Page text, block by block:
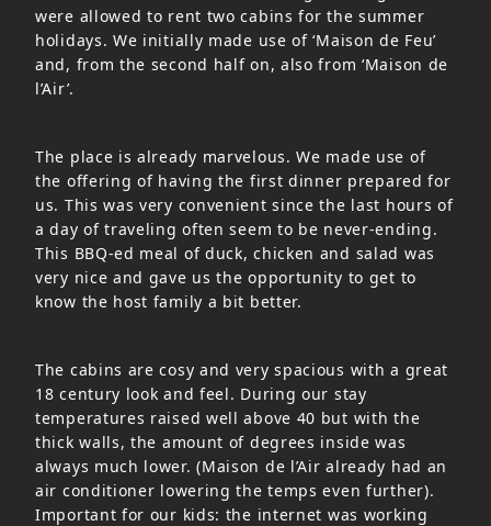
were allowed to rent two cabins for the summer
holidays. We initially made use of ‘Maison de Feu’
and, from the second half on, also from ‘Maison de
l’Air’.
The place is already marvelous. We made use of
the offering of having the first dinner prepared for
us. This was very convenient since the last hours of
a day of traveling often seem to be never-ending.
This BBQ-ed meal of duck, chicken and salad was
very nice and gave us the opportunity to get to
know the host family a bit better.
The cabins are cosy and very spacious with a great
18 century look and feel. During our stay
temperatures raised well above 40 but with the
thick walls, the amount of degrees inside was
always much lower. (Maison de l’Air already had an
air conditioner lowering the temps even further).
Important for our kids: the internet was working